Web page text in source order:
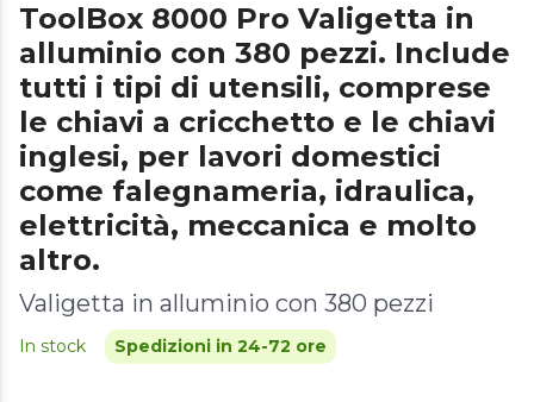
ToolBox 8000 Pro Valigetta in
alluminio con 380 pezzi. Include
tutti i tipi di utensili, comprese
le chiavi a cricchetto e le chiavi
inglesi, per lavori domestici
come falegnameria, idraulica,
elettricità, meccanica e molto
altro.
Valigetta in alluminio con 380 pezzi
In stock Spedizioni in 24-72 ore